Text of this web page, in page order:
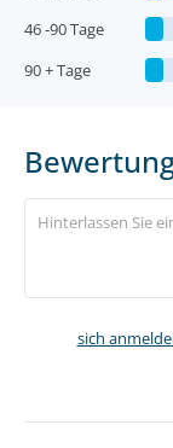
46 -90 Tage
90 + Tage
sich